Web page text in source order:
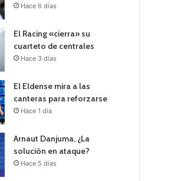
Hace 6 días
El Racing «cierra» su
cuarteto de centrales
Hace 3 días
El Eldense mira a las
canteras para reforzarse
Hace 1 día
Arnaut Danjuma, ¿La
solución en ataque?
Hace 5 días